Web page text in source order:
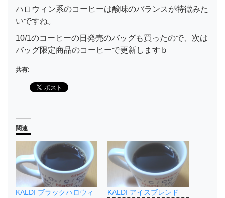
ハロウィン系のコーヒーは酸味のバランスが特徴みた
いですね。
10/1のコーヒーの日発売のバッグも買ったので、次は
バッグ限定商品のコーヒーで更新しますｂ
共有:
関連
KALDI ブラックハロウィ
KALDI アイスブレンド